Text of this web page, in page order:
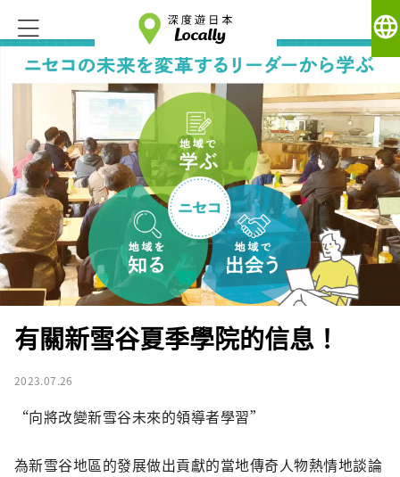
language
有關新雪谷夏季學院的信息！
2023.07.26
“向將改變新雪谷未來的領導者學習”
為新雪谷地區的發展做出貢獻的當地傳奇人物熱情地談論